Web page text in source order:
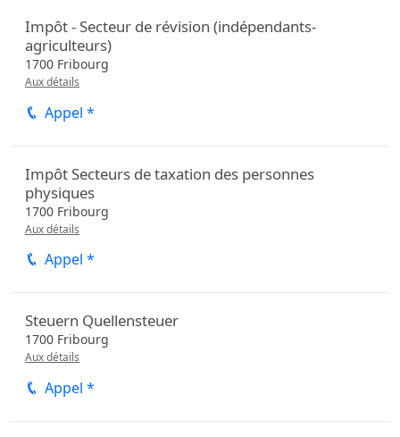
Impôt - Secteur de révision (indépendants-
agriculteurs)
1700 Fribourg
Aux détails
Appel *
Impôt Secteurs de taxation des personnes
physiques
1700 Fribourg
Aux détails
Appel *
Steuern Quellensteuer
1700 Fribourg
Aux détails
Appel *